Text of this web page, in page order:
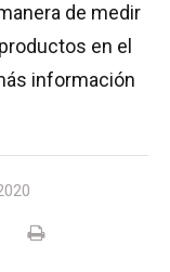
de medir
en el
información